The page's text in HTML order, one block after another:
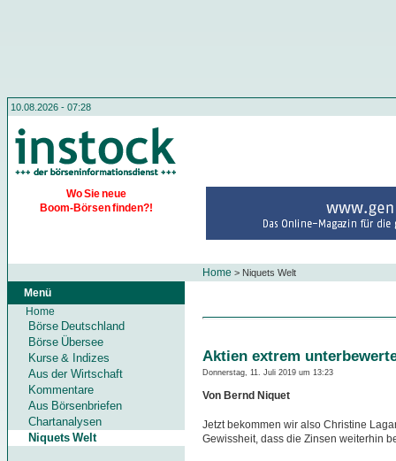
10.08.2026 - 07:28
Wo Sie neue
Boom-Börsen finden?!
Home > Niquets Welt
Menü
Home
Börse Deutschland
Börse Übersee
Kurse & Indizes
Aus der Wirtschaft
Kommentare
Aus Börsenbriefen
Chartanalysen
Niquets Welt
Aktien extrem
Donnerstag, 11. Juli 2019 um 13:23
Von Bernd Niquet
Jetzt bekommen wir also Christine
Gewissheit, dass die Zinsen weiterhin